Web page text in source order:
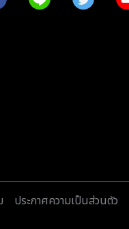
ประกาศความเป็นส่วนตัว